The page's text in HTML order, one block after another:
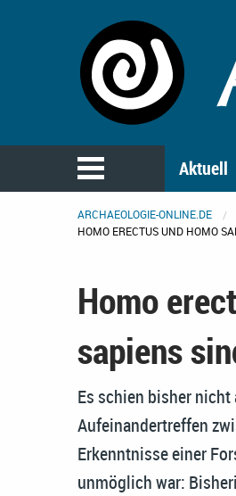
Aktuell
ARCHAEOLOGIE-ONLINE.DE
HOMO ERECTUS UND HOMO
Homo
sapiens
Es schien bisher
Aufeinandertreffen
Erkenntnisse einer
unmöglich war: